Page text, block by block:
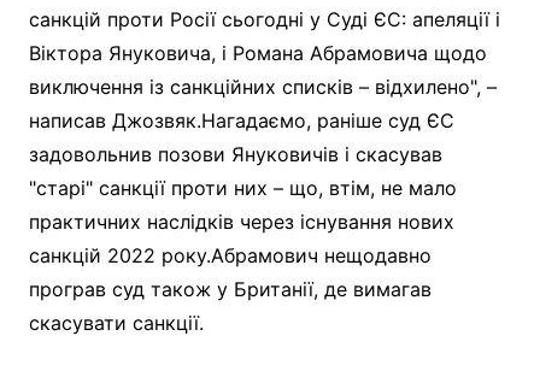
санкцій проти Росії сьогодні у Суді ЄС: апеляції і
Віктора Януковича, і Романа Абрамовича щодо
виключення із санкційних списків – відхилено", –
написав Джозвяк.Нагадаємо, раніше суд ЄС
задовольнив позови Януковичів і скасував
"старі" санкції проти них – що, втім, не мало
практичних наслідків через існування нових
санкцій 2022 року.Абрамович нещодавно
програв суд також у Британії, де вимагав
скасувати санкції.